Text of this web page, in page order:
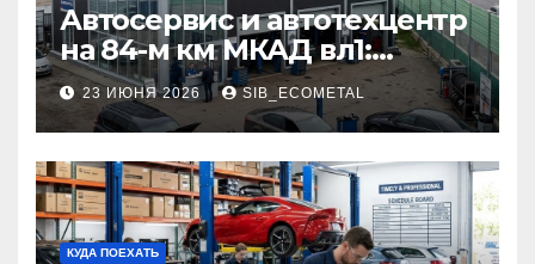
Автосервис и автотехцентр
на 84-м км МКАД вл1:
описание услуг и режим
работы
23 ИЮНЯ 2026 SIB_ECOMETAL
КУДА ПОЕХАТЬ